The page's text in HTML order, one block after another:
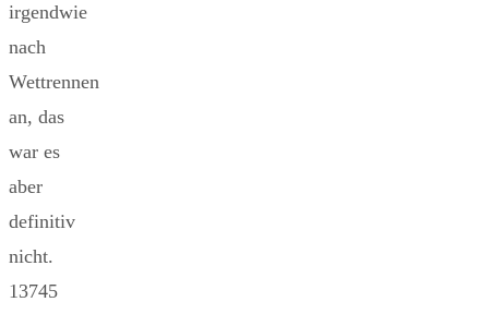
irgendwie
nach
Wettrennen
an, das
war es
aber
definitiv
nicht.
13745